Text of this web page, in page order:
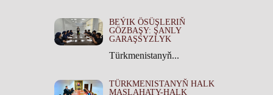
BEÝIK ÖSÜŞLERIŇ
GÖZBAŞY: ŞANLY
GARAŞSYZLYK
Türkmenistanyň...
TÜRKMENISTANYŇ HALK
MASLAHATY-HALK